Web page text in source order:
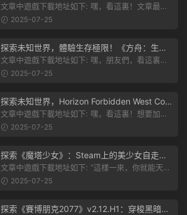
本
文章中遊戲下載地址如下: 嘿，看這裏！文章最後
有個圖片，點一下就能加入我們遊...
2025-07-25
探索未知世界，體驗生存極限！《方舟：生存
飛升》v38.9中文版全新升級！
文章中遊戲下載地址如下: 嘿，朋友們，看這裏！
《方舟：生存飛升》這個遊戲超火...
2025-07-25
探索未知世界，Horizon Forbidden West Com
plete Edition正式發布！
文章中遊戲下載地址如下: 嘿，看這裏！想要加入
遊戲資源分享群，就點文章最後那...
2025-07-25
探索《魔塔少女》：Steam上的美少女自走
棋，戰鬥與策略的雙重盛宴！
文章中遊戲下載地址如下: “這樣一來，你就能天天
2025-07-25
探索《賽博朋克2077》v2.12.H1：穿梭黑暗都